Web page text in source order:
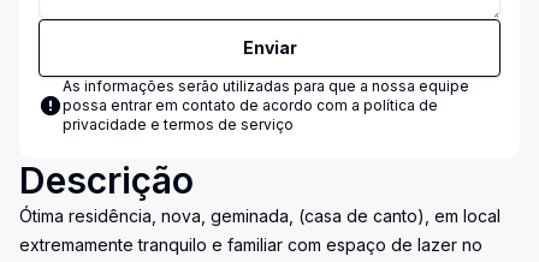
Enviar
As informações serão utilizadas para que a nossa equipe
possa entrar em contato de acordo com a política de
privacidade e termos de serviço
Descrição
Ótima residência, nova, geminada, (casa de canto), em local
extremamente tranquilo e familiar com espaço de lazer no